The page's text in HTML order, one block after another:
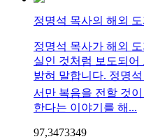
정명석 목사의 해외
정명석 목사가 해외
실인 것처럼 보도되
밝혀 말합니다. 정명
서만 복음을 전할 것
한다는 이야기를 해...
97,3473349